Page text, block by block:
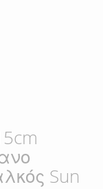
Sun